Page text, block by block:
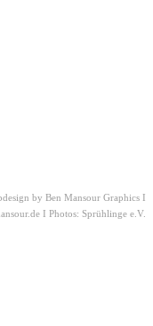
by Ben Mansour Graphics I
I Photos: Sprühlinge e.V.